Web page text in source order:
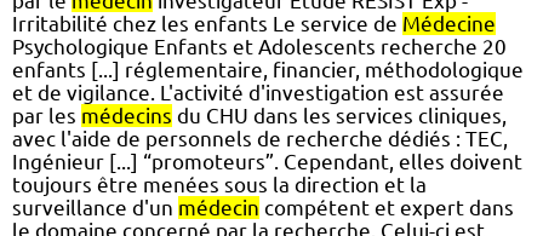
Irritabilité chez les enfants Le service de Médecine
Psychologique Enfants et Adolescents recherche 20
enfants [...] réglementaire, financier, méthodologique
et de vigilance. L'activité d'investigation est assurée
par les médecins du CHU dans les services cliniques,
avec l'aide de personnels de recherche dédiés : TEC,
Ingénieur [...] “promoteurs”. Cependant, elles doivent
toujours être menées sous la direction et la
surveillance d'un médecin compétent et expert dans
le domaine concerné par la recherche. Celui-ci est